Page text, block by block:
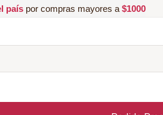
paíspor compras mayores a $1000